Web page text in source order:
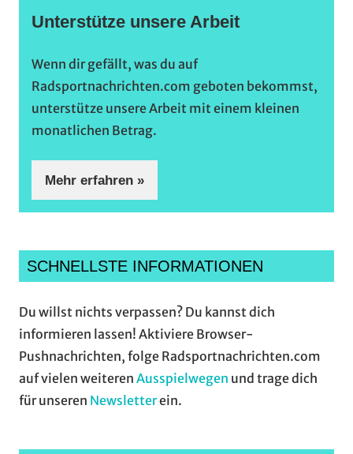
Unterstütze unsere Arbeit
Wenn dir gefällt, was du auf
Radsportnachrichten.com geboten bekommst,
unterstütze unsere Arbeit mit einem kleinen
monatlichen Betrag.
Mehr erfahren »
SCHNELLSTE INFORMATIONEN
Du willst nichts verpassen? Du kannst dich
informieren lassen! Aktiviere Browser-
Pushnachrichten, folge Radsportnachrichten.com
auf vielen weiteren Ausspielwegen und trage dich
für unseren Newsletterein.